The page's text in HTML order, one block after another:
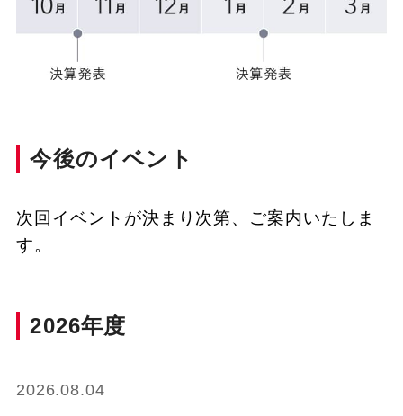
今後のイベント
次回イベントが決まり次第、ご案内いたしま
す。
2026年度
2026.08.04